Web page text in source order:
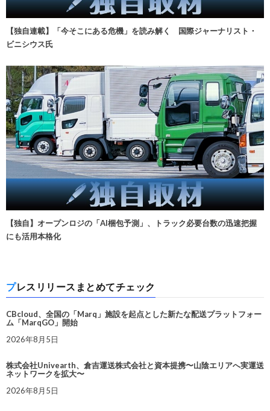
【独自連載】「今そこにある危機」を読み解く 国際ジャーナリスト・
ビニシウス氏
【独自】オープンロジの「AI梱包予測」、トラック必要台数の迅速把握
にも活用本格化
プレスリリースまとめてチェック
CBcloud、全国の「Marq」施設を起点とした新たな配送プラットフォー
ム「MarqGO」開始
2026年8月5日
株式会社Univearth、倉吉運送株式会社と資本提携〜山陰エリアへ実運送
ネットワークを拡大〜
2026年8月5日